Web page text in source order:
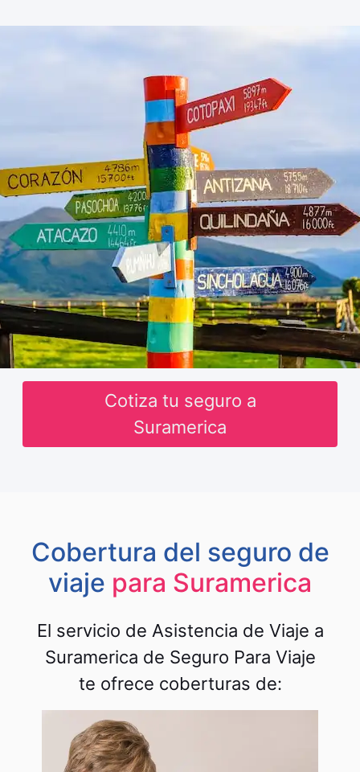
Cotiza tu seguro a
Suramerica
Cobertura del seguro de
viaje para Suramerica
El servicio de Asistencia de Viaje a
Suramerica de Seguro Para Viaje
te ofrece coberturas de: